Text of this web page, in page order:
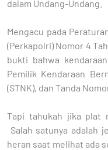
dalam Undang-Undang.
Mengacu pada
(Perkapolri) Nomor 4
bukti bahwa
Pemilik Kendaraan
(STNK), dan Tanda
Tapi tahukah jika plat
Salah satunya adalah
heran saat melihat ada